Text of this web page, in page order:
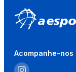
Acompanhe-nos